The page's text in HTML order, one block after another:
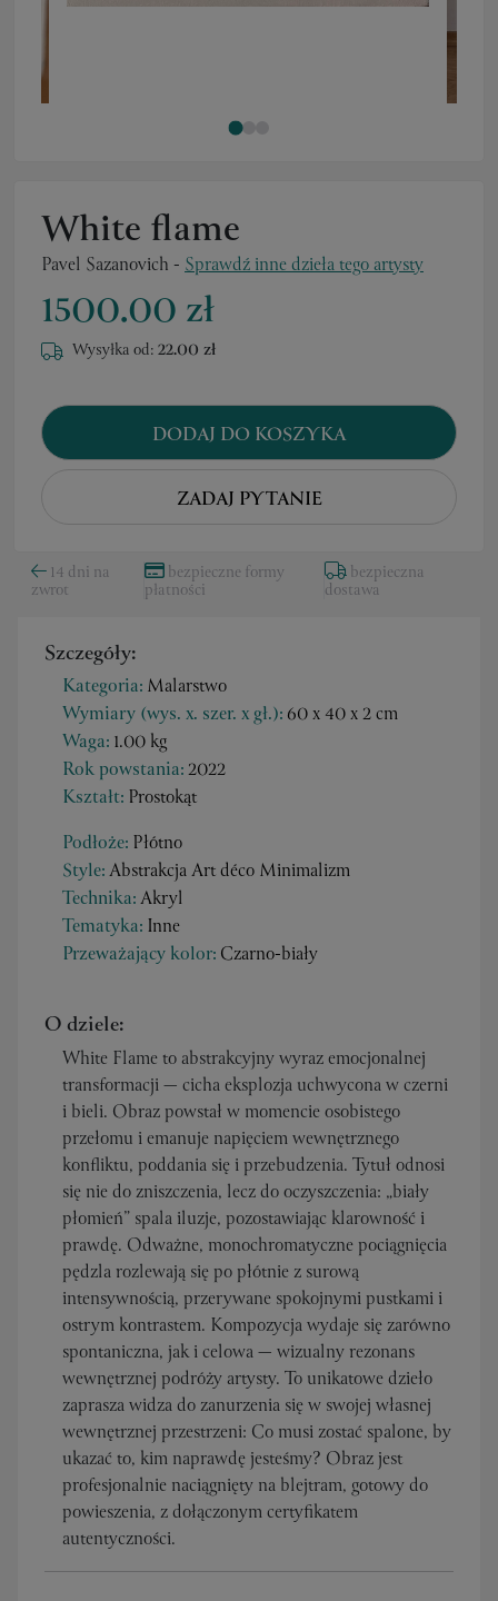
White flame
Pavel Sazanovich - Sprawdź inne dzieła tego artysty
1500.00 zł
Wysyłka od:22.00 zł
DODAJ DO KOSZYKA
ZADAJ PYTANIE
14 dni na
zwrot
bezpieczne formy
płatności
bezpieczna
dostawa
Szczegóły:
Kategoria: Malarstwo
Wymiary (wys. x. szer. x gł.): 60 x 40 x 2 cm
Waga: 1.00 kg
Rok powstania:2022
Kształt: Prostokąt
Podłoże: Płótno
Style:Abstrakcja Art déco Minimalizm
Technika:Akryl
Tematyka: Inne
Przeważający kolor: Czarno-biały
O dziele:
White Flame to abstrakcyjny wyraz emocjonalnej
transformacji — cicha eksplozja uchwycona w czerni
i bieli. Obraz powstał w momencie osobistego
przełomu i emanuje napięciem wewnętrznego
konfliktu, poddania się i przebudzenia. Tytuł odnosi
się nie do zniszczenia, lecz do oczyszczenia: „biały
płomień” spala iluzje, pozostawiając klarowność i
prawdę. Odważne, monochromatyczne pociągnięcia
pędzla rozlewają się po płótnie z surową
intensywnością, przerywane spokojnymi pustkami i
ostrym kontrastem. Kompozycja wydaje się zarówno
spontaniczna, jak i celowa — wizualny rezonans
wewnętrznej podróży artysty. To unikatowe dzieło
zaprasza widza do zanurzenia się w swojej własnej
wewnętrznej przestrzeni: Co musi zostać spalone, by
ukazać to, kim naprawdę jesteśmy? Obraz jest
profesjonalnie naciągnięty na blejtram, gotowy do
powieszenia, z dołączonym certyfikatem
autentyczności.